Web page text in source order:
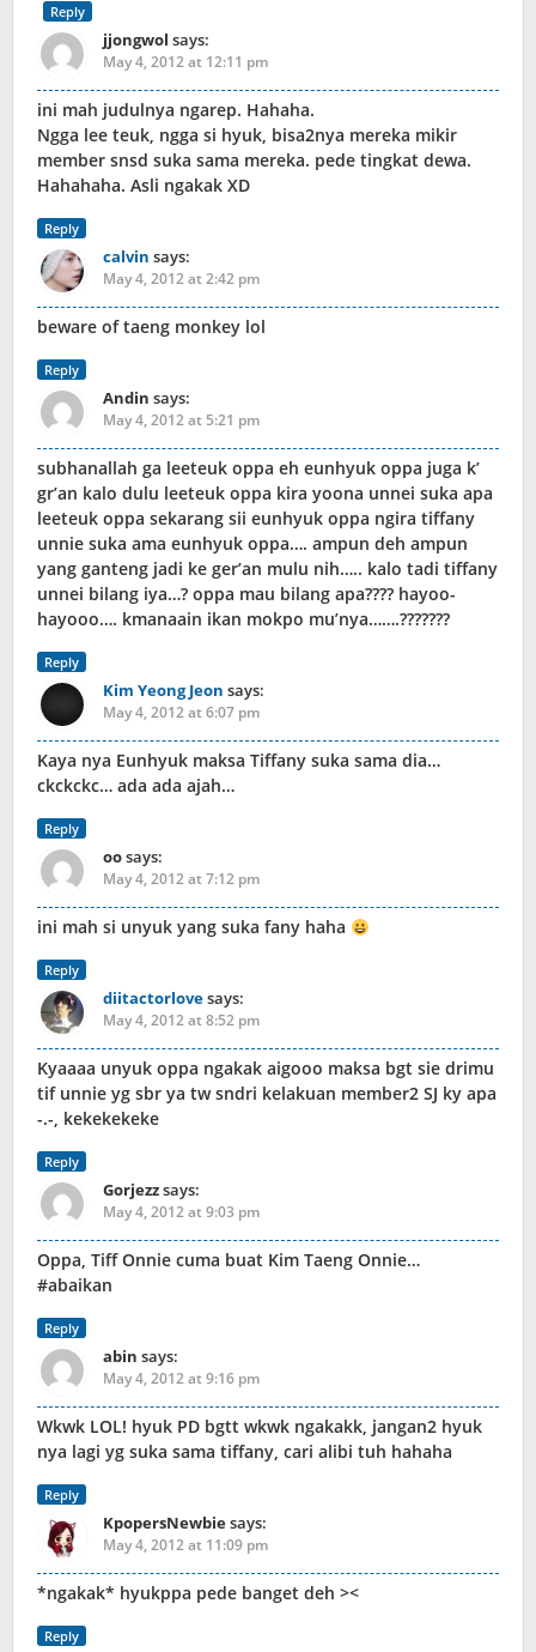
Reply
jjongwol says:
May 4, 2012 at 12:11 pm
ini mah judulnya ngarep. Hahaha.
Ngga lee teuk, ngga si hyuk, bisa2nya mereka mikir
member snsd suka sama mereka. pede tingkat dewa.
Hahahaha. Asli ngakak XD
Reply
calvin says:
May 4, 2012 at 2:42 pm
beware of taeng monkey lol
Reply
Andin says:
May 4, 2012 at 5:21 pm
subhanallah ga leeteuk oppa eh eunhyuk oppa juga k’
gr’an kalo dulu leeteuk oppa kira yoona unnei suka apa
leeteuk oppa sekarang sii eunhyuk oppa ngira tiffany
unnie suka ama eunhyuk oppa…. ampun deh ampun
yang ganteng jadi ke ger’an mulu nih….. kalo tadi tiffany
unnei bilang iya…? oppa mau bilang apa???? hayoo-
hayooo…. kmanaain ikan mokpo mu’nya…….???????
Reply
Kim Yeong Jeon says:
May 4, 2012 at 6:07 pm
Kaya nya Eunhyuk maksa Tiffany suka sama dia…
ckckckc… ada ada ajah…
Reply
oosays:
May 4, 2012 at 7:12 pm
ini mah si unyuk yang suka fany haha
Reply
diitactorlovesays:
May 4, 2012 at 8:52 pm
Kyaaaa unyuk oppa ngakak aigooo maksa bgt sie drimu
tif unnie yg sbr ya tw sndri kelakuan member2 SJ ky apa
-.-, kekekekeke
Reply
Gorjezzsays:
May 4, 2012 at 9:03 pm
Oppa, Tiff Onnie cuma buat Kim Taeng Onnie…
#abaikan
Reply
abin says:
May 4, 2012 at 9:16 pm
Wkwk LOL! hyuk PD bgtt wkwk ngakakk, jangan2 hyuk
nya lagi yg suka sama tiffany, cari alibi tuh hahaha
Reply
KpopersNewbiesays:
May 4, 2012 at 11:09 pm
*ngakak* hyukppa pede banget deh ><
Reply